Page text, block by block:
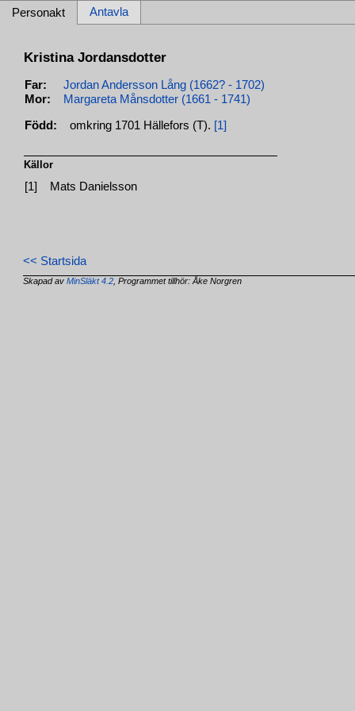
Personakt Antavla
Kristina Jordansdotter
Far:
Jordan Andersson Lång (1662? - 1702)
Mor:
Margareta Månsdotter (1661 - 1741)
Född: omkring 1701 Hällefors (T). [1]
Källor
[1] Mats Danielsson
<< Startsida
Skapad avMinSläkt 4.2 , Programmet tillhör: Åke Norgren